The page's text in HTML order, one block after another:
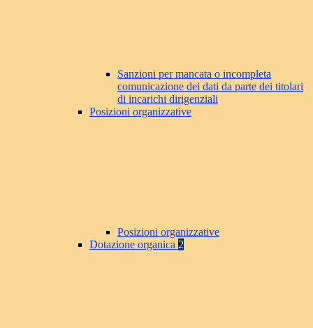
Sanzioni per mancata o incompleta
comunicazione dei dati da parte dei titolari
di incarichi dirigenziali
Posizioni organizzative
Posizioni organizzative
Dotazione organica 2